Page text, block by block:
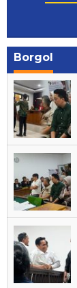
Borgol